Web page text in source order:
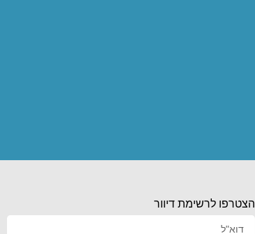
הצטרפו לרשימת דיוור